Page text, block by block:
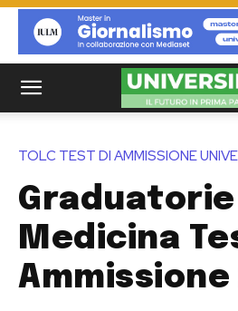
TOLC TEST DI AMMISSIONE
Graduatorie
Medicina
Ammissione